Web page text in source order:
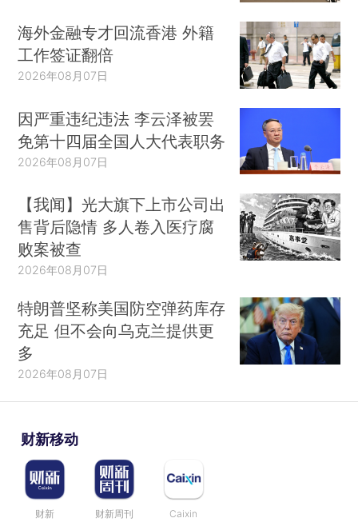
海外金融专才回流香港 外籍
工作签证翻倍
2026年08月07日
因严重违纪违法 李云泽被罢
免第十四届全国人大代表职务
2026年08月07日
【我闻】光大旗下上市公司出
售背后隐情 多人卷入医疗腐
败案被查
2026年08月07日
特朗普坚称美国防空弹药库存
充足 但不会向乌克兰提供更
多
2026年08月07日
财新移动
财新 财新周刊 Caixin